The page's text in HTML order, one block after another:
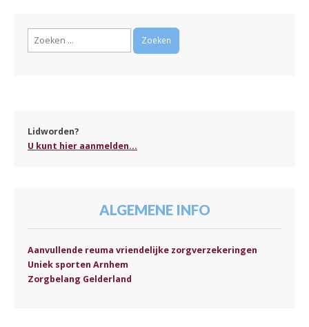
Zoeken
Lidworden?
U kunt hier aanmelden...
ALGEMENE INFO
Aanvullende reuma vriendelijke zorgverzekeringen
Uniek sporten Arnhem
Zorgbelang Gelderland